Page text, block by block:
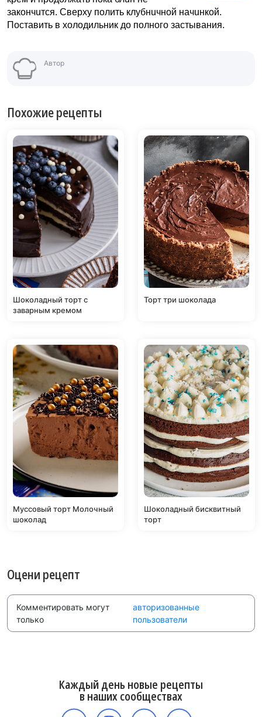
зaкончuтcя. Свeрху полить клубнuчной нaчuнкoй.
Поставить в холодильник до полного застывания.
Автор
Похожие рецепты
Шоколадный торт с
заварным кремом
Торт три шоколада
Муссовый торт Молочный
шоколад
Шоколадный бисквитный
торт
Оцени рецепт
Комментировать могут
только
авторизованные
пользователи
Каждый день новые рецепты
в наших сообществах